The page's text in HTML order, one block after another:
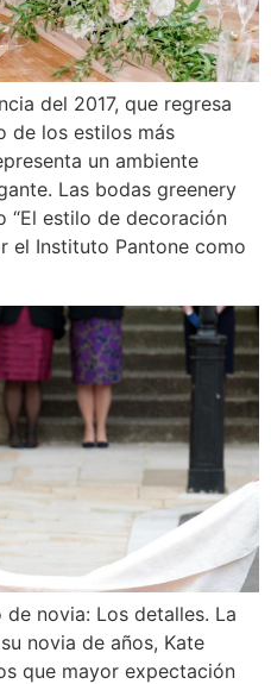
del 2017, que regresa
de los estilos más
un ambiente
Las bodas greenery
“El estilo de decoración
el Instituto Pantone como
novia: Los detalles. La
novia de años, Kate
que mayor expectación